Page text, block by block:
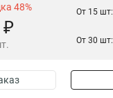
48% От 15 шт:
От 30 шт: